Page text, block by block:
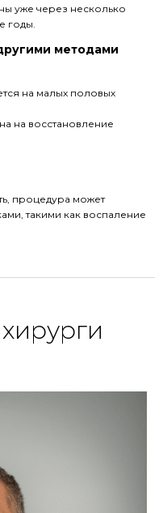
уже через несколько
годы.
методами
на малых половых
на восстановление
процедура может
такими как воспаление